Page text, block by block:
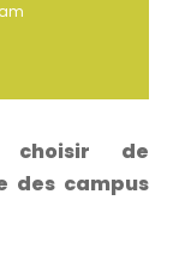
choisir de
des campus